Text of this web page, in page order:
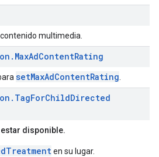
multimedia.
. MaxAdContentRating
setMaxAdContentRating
. TagForChildDirected
disponible.
en su lugar.